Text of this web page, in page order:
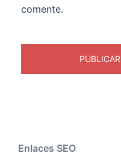
comente.
Enlaces SEO